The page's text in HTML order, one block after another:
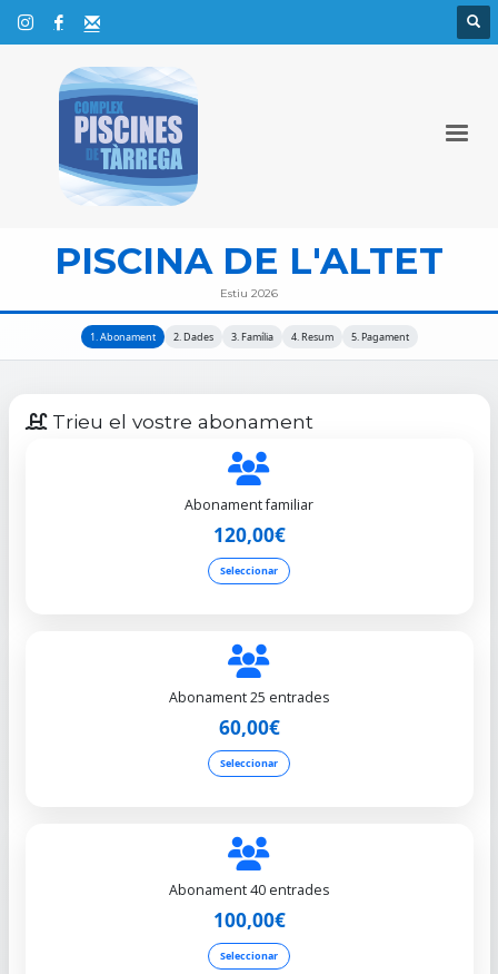
PISCINA DE L'ALTET
Estiu 2026
1. Abonament 2. Dades 3. Família 4. Resum 5. Pagament
Trieu el vostre abonament
Abonament familiar
120,00€
Seleccionar
Abonament 25 entrades
60,00€
Seleccionar
Abonament 40 entrades
100,00€
Seleccionar